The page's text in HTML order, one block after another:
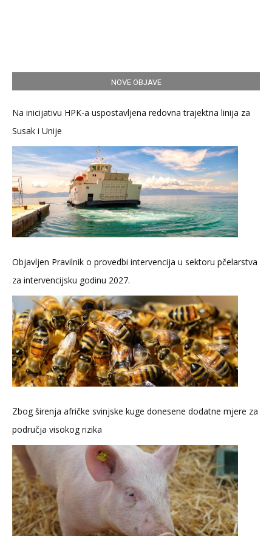
NOVE OBJAVE
Na inicijativu HPK-a uspostavljena redovna trajektna linija za
Susak i Unije
Objavljen Pravilnik o provedbi intervencija u sektoru pčelarstva
za intervencijsku godinu 2027.
Zbog širenja afričke svinjske kuge donesene dodatne mjere za
područja visokog rizika